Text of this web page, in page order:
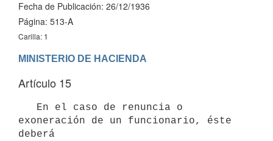
Fecha de Publicación: 26/12/1936
Página: 513-A
Carilla: 1
MINISTERIO DE HACIENDA
Artículo 15
exoneración de un funcionario, éste
deberá